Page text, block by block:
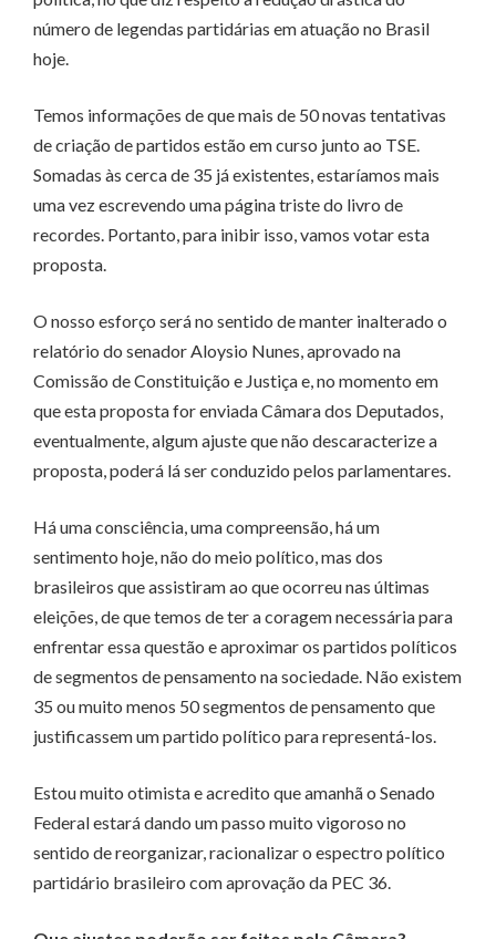
número de legendas partidárias em atuação no Brasil
hoje.
Temos informações de que mais de 50 novas tentativas
de criação de partidos estão em curso junto ao TSE.
Somadas às cerca de 35 já existentes, estaríamos mais
uma vez escrevendo uma página triste do livro de
recordes. Portanto, para inibir isso, vamos votar esta
proposta.
O nosso esforço será no sentido de manter inalterado o
relatório do senador Aloysio Nunes, aprovado na
Comissão de Constituição e Justiça e, no momento em
que esta proposta for enviada Câmara dos Deputados,
eventualmente, algum ajuste que não descaracterize a
proposta, poderá lá ser conduzido pelos parlamentares.
Há uma consciência, uma compreensão, há um
sentimento hoje, não do meio político, mas dos
brasileiros que assistiram ao que ocorreu nas últimas
eleições, de que temos de ter a coragem necessária para
enfrentar essa questão e aproximar os partidos políticos
de segmentos de pensamento na sociedade. Não existem
35 ou muito menos 50 segmentos de pensamento que
justificassem um partido político para representá-los.
Estou muito otimista e acredito que amanhã o Senado
Federal estará dando um passo muito vigoroso no
sentido de reorganizar, racionalizar o espectro político
partidário brasileiro com aprovação da PEC 36.